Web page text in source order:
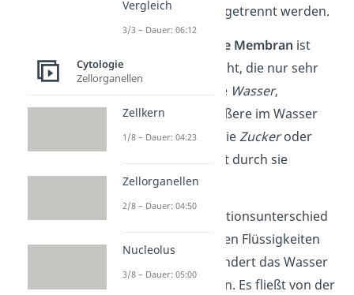
von der Membran getrennt werden.
semipermeable Membran ist
eine spezielle Schicht, die nur sehr
kleine Teilchen, wie Wasser,
hindurchlässt. Größere im Wasser
gelöste Teilchen, wieZuckeroder
, können nicht durch sie
hindurch.
Um den Konzentrationsunterschied
zwischen den beiden Flüssigkeiten
auszugleichen, wandert das Wasser
durch die Membran. Es fließt von der
Vergleich
3/3 – Dauer: 06:12
Cytologie
Zellorganellen
Zellkern
1/8 – Dauer: 04:23
Zellorganellen
2/8 – Dauer: 04:50
Nucleolus
3/8 – Dauer: 05:00